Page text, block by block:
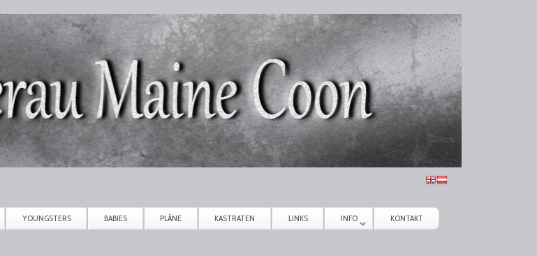
Direkt zum Inhalt
YOUNGSTERS BABIES PLÄNE KASTRATEN LINKS INFO KONTAKT